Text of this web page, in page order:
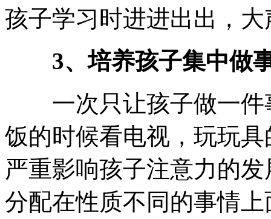
孩子学习时进进出出，
3、培养孩子集中做
一次只让孩子做一件
饭的时候看电视，玩玩
严重影响孩子注意力的
分配在性质不同的事情